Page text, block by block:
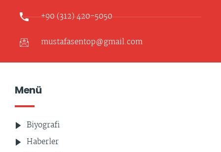
+90 (312) 420-5050
mustafasentop@gmail.com
Menü
Biyografi
Haberler